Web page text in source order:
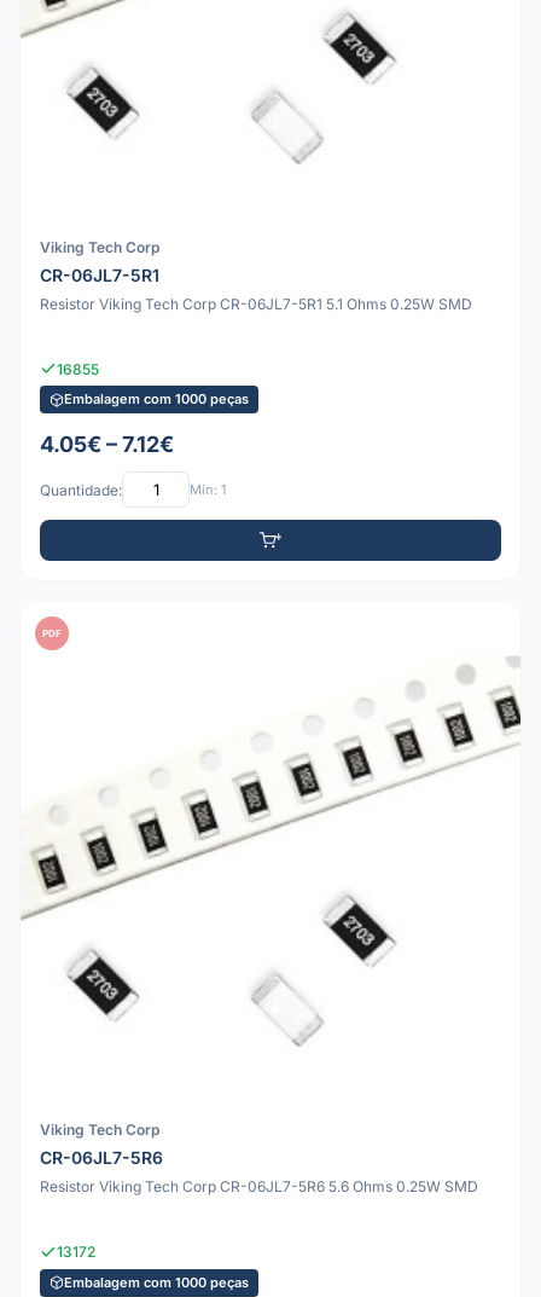
Viking Tech Corp
CR-06JL7-5R1
Resistor Viking Tech Corp CR-06JL7-5R1 5.1 Ohms 0.25W SMD
16855
Embalagem com 1000 peças
4.05€ – 7.12€
Quantidade: Mín: 1
PDF
Viking Tech Corp
CR-06JL7-5R6
Resistor Viking Tech Corp CR-06JL7-5R6 5.6 Ohms 0.25W SMD
13172
Embalagem com 1000 peças